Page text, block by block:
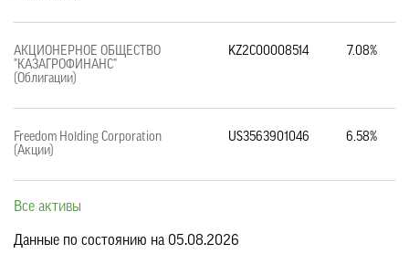
АКЦИОНЕРНОЕ ОБЩЕСТВО
"КАЗАГРОФИНАНС"
(Облигации)
KZ2C00008514 7.08%
Freedom Holding Corporation
(Акции)
US3563901046 6.58%
Все активы
Данные по состоянию на 05.08.2026